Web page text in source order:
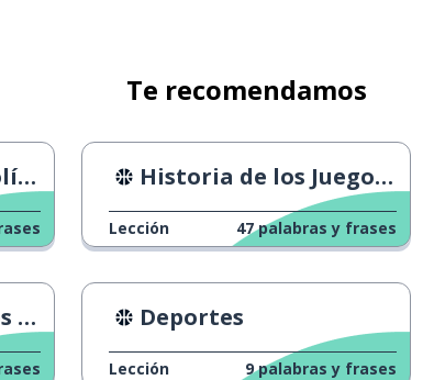
veces; por lo general
Te recomendamos
Historia de los Juegos Olímpicos
Lección 47 palabras y frases
Deportes
Lección 9 palabras y frases